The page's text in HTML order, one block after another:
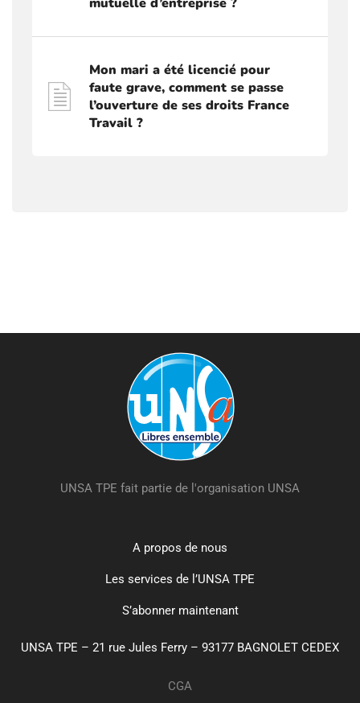
Mon mari a été licencié pour
faute grave, comment se passe
l’ouverture de ses droits France
Travail ?
UNSA TPE fait partie de l'organisation UNSA
A propos de nous
Les services de l’UNSA TPE
S’abonner maintenant
UNSA TPE – 21 rue Jules Ferry – 93177 BAGNOLET CEDEX
CGA